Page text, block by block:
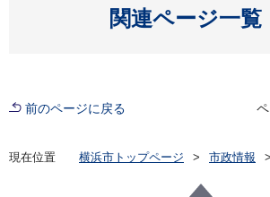
関連ページ一覧
開く
前のページに戻る
現在位置 横浜市トップページ
市政情報
令和７年度 医療